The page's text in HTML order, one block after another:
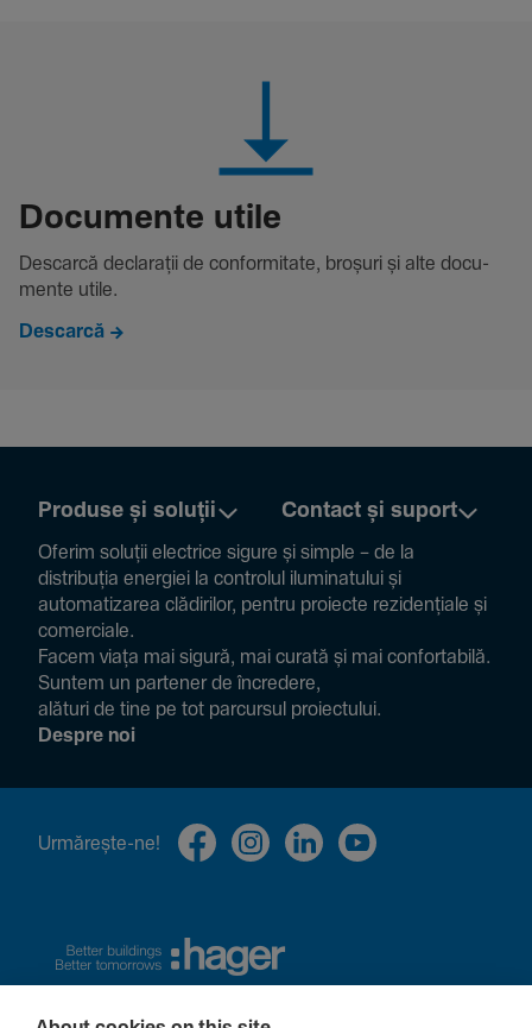
Docu­mente utile
Descarcă decla­rații de conformitate, broșuri și alte docu­
mente utile.
Descarcă
Produse și soluții Contact și suport
Oferim soluții electrice sigure și simple – de la
distribuția energiei la controlul ilumi­na­tului și
auto­ma­ti­zarea clădi­rilor, pentru proiecte rezi­den­țiale și
comer­ciale.
Facem viața mai sigură, mai curată și mai confor­ta­bilă.
Suntem un partener de încre­dere,
alături de tine pe tot parcursul proiec­tului.
Despre noi
Urmă­rește-ne!